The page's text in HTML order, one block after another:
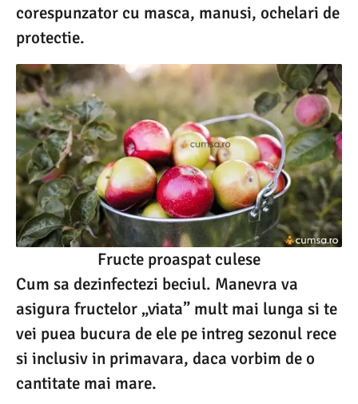
corespunzator cu masca, manusi, ochelari de
protectie.
Fructe proaspat culese
Cum sa dezinfectezi beciul. Manevra va
asigura fructelor „viata” mult mai lunga si te
vei puea bucura de ele pe intreg sezonul rece
si inclusiv in primavara, daca vorbim de o
cantitate mai mare.